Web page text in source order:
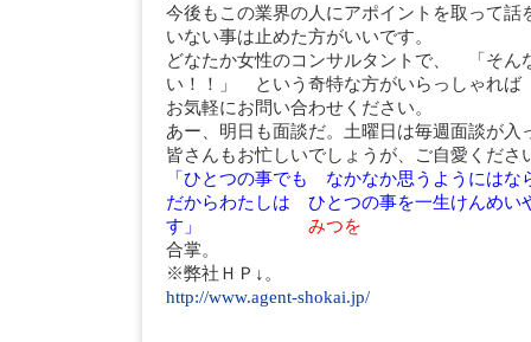
今後もこの業界の人にアポイントを取って話
いない事は止めた方がいいです。
どなたか女性のコンサルタントで、 「そん
い！！」 という奇特な方がいらっしゃれば
お気軽にお問い合わせください。
あー、明日も面談だ。土曜日は毎週面談が入
皆さんもお忙しいでしょうが、ご自愛くださ
「ひとつの事でも なかなか思うようには
だからわたしは ひとつの事を一生けんめい
す」
みつを
合掌。
※弊社ＨＰ↓。
http://www.agent-shokai.jp/